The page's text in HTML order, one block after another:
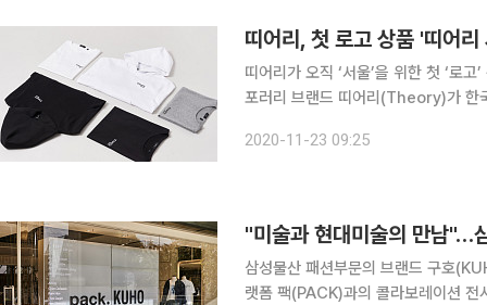
띠어리, 첫 로고 상품 '띠어
띠어리가 오직 ‘서울’을 위한 첫 ‘로
포러리 브랜드 띠어리(Theory)가 한
다. 띠어리는 2007년 국내 론칭 이후
2020-11-23 09:25
삼성물산 패션부문의 브랜드 구호
랫폼 팩(PACK)과의 콜라보레이션 전시를 진행한다